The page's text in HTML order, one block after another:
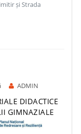
și Strada
ADMIN
DIDACTICE
GIMNAZIALE